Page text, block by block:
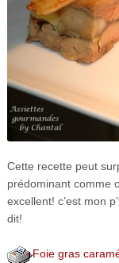
Cette recette peut
prédominant comme
excellent! c’est mon
dit!
Foie gras